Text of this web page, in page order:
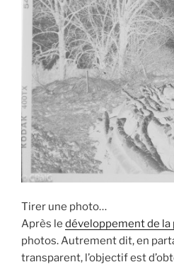
Tirer une photo…
Après le développement de la
photos. Autrement dit, en
transparent, l’objectif est